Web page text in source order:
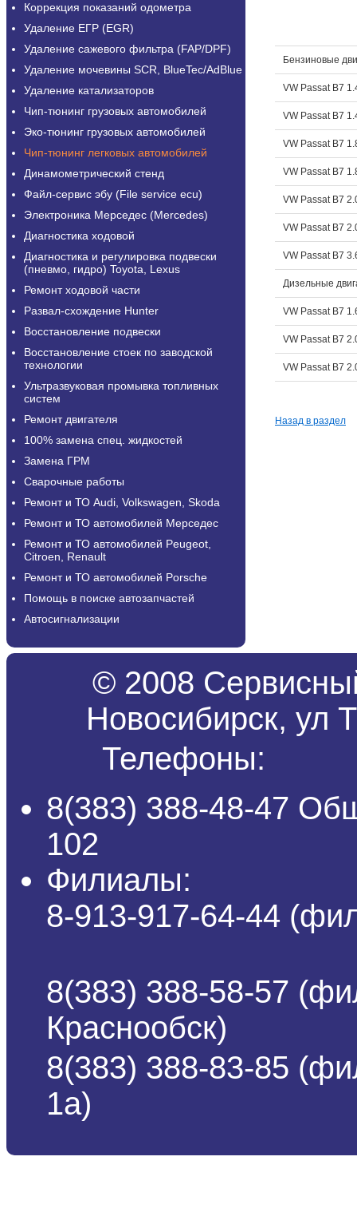
Коррекция показаний одометра
Удаление ЕГР (EGR)
Удаление сажевого фильтра (FAP/DPF)
Удаление мочевины SCR, BlueTec/AdBlue
Удаление катализаторов
Чип-тюнинг грузовых автомобилей
Эко-тюнинг грузовых автомобилей
Чип-тюнинг легковых автомобилей
Динамометрический стенд
Файл-сервис эбу (File service ecu)
Электроника Мерседес (Mercedes)
Диагностика ходовой
Диагностика и регулировка подвески
(пневмо, гидро) Toyota, Lexus
Ремонт ходовой части
Развал-схождение Hunter
Восстановление подвески
Восстановление стоек по заводской
технологии
Ультразвуковая промывка топливных
систем
Ремонт двигателя
100% замена спец. жидкостей
Замена ГРМ
Сварочные работы
Ремонт и ТО Audi, Volkswagen, Skoda
Ремонт и ТО автомобилей Мерседес
Ремонт и ТО автомобилей Peugeot,
Citroen, Renault
Ремонт и ТО автомобилей Porsche
Помощь в поиске автозапчастей
Автосигнализации
Бензиновые
VW Passat B7
VW Passat B7
VW Passat B7
VW Passat B7
VW Passat B7
VW Passat B7
VW Passat B7
Дизельные
VW Passat B7
VW Passat B7
VW Passat B7
Назад в раздел
© 2008
Новосибирск, ул
Телефоны:
8(383) 388-48-47
102
Филиалы:
8-913-917-64-44
8(383) 388-58-57
Краснообск)
8(383) 388-83-85
1а)